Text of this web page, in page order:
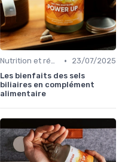
Nutrition et régime alimentaire •
23/07/2025
Les bienfaits des sels
biliaires en complément
alimentaire